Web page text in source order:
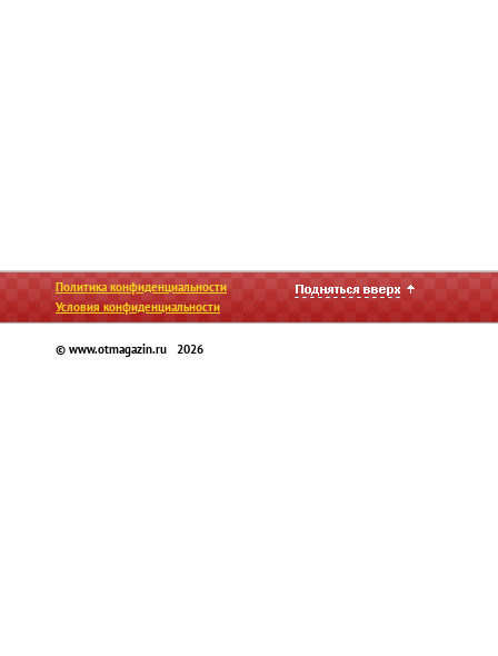
Политика конфиденциальности
Условия конфиденциальности
© www.otmagazin.ru 2026